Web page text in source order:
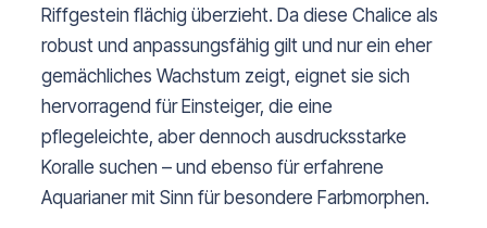
Riffgestein flächig überzieht. Da diese Chalice als
robust und anpassungsfähig gilt und nur ein eher
gemächliches Wachstum zeigt, eignet sie sich
hervorragend für Einsteiger, die eine
pflegeleichte, aber dennoch ausdrucksstarke
Koralle suchen – und ebenso für erfahrene
Aquarianer mit Sinn für besondere Farbmorphen.